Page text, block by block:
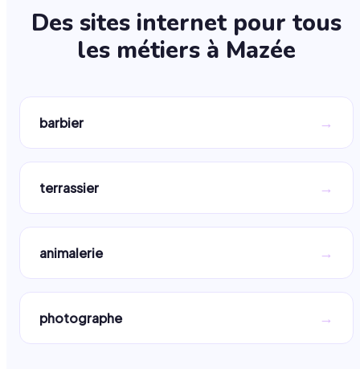
Des sites internet pour tous
les métiers à Mazée
barbier →
terrassier →
animalerie →
photographe →